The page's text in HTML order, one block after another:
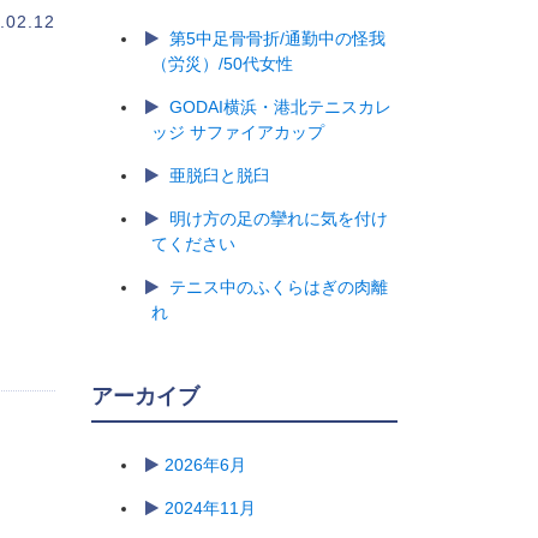
第5中足骨骨折/通勤中の怪我
（労災）/50代女性
GODAI横浜・港北テニスカレ
ッジ サファイアカップ
亜脱臼と脱臼
明け方の足の攣れに気を付け
てください
テニス中のふくらはぎの肉離
れ
アーカイブ
2026年6月
2024年11月